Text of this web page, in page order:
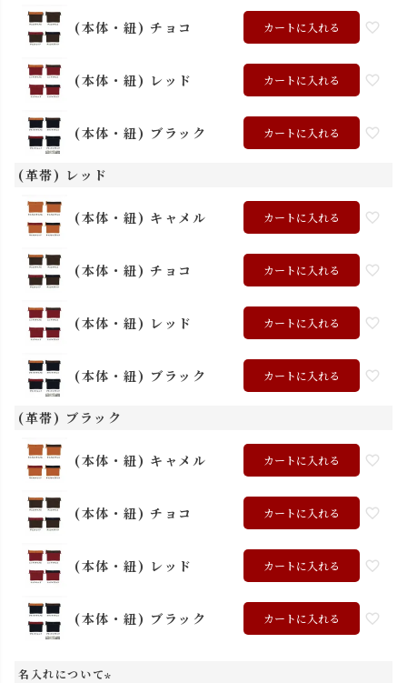
(本体・紐) チョコ カートに入れる
(本体・紐) レッド カートに入れる
(本体・紐) ブラック カートに入れる
(革帯) レッド
(本体・紐) キャメル カートに入れる
(本体・紐) チョコ カートに入れる
(本体・紐) レッド カートに入れる
(本体・紐) ブラック カートに入れる
(革帯) ブラック
(本体・紐) キャメル カートに入れる
(本体・紐) チョコ カートに入れる
(本体・紐) レッド カートに入れる
(本体・紐) ブラック カートに入れる
名入れについて